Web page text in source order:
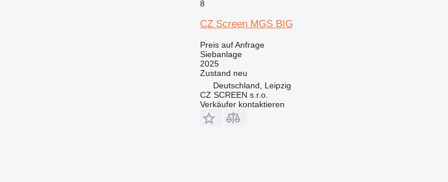
8
CZ Screen MGS BIG
Preis auf Anfrage
Siebanlage
2025
Zustand neu
Deutschland, Leipzig
CZ SCREEN s.r.o.
Verkäufer kontaktieren